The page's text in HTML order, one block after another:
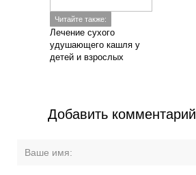
Читайте также:
Лечение сухого
удушающего кашля у
детей и взрослых
Добавить комментарий